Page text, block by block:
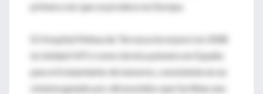
primera vez que se produce en Europa.
El Hospital Mútua de Terrassa incorporó en 2008
la Unidad HIFU como técnica pionera en España
para el tratamiento de tumores, consistente en un
sistema guiado por ultrasonidos que facilitan una